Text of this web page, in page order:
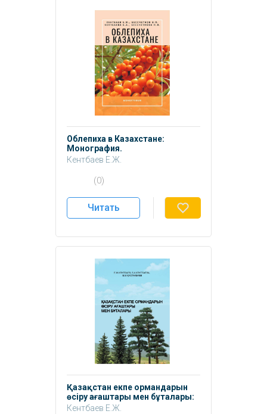
Облепиха в Казахстане:
Монография.
Кентбаев Е.Ж.
Бессчетнов В.П.
Бессчетнова Н.Н.
(0)
Читать
Қазақстан екпе ормандарын
өсіру ағаштары мен бұталары:
Оқулық.
Кентбаев Е.Ж.